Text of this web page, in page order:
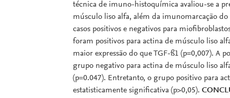
técnica de imuno-histoquímica avaliou-se a
músculo liso alfa, além da imunomarcação
casos positivos e negativos para
foram positivos para actina de músculo liso
maior expressão do que TGF-ß1 (p=0,007). A
grupo negativo para actina de músculo liso
(p=0.047). Entretanto, o grupo positivo para
estatisticamente significativa (p>0,05).